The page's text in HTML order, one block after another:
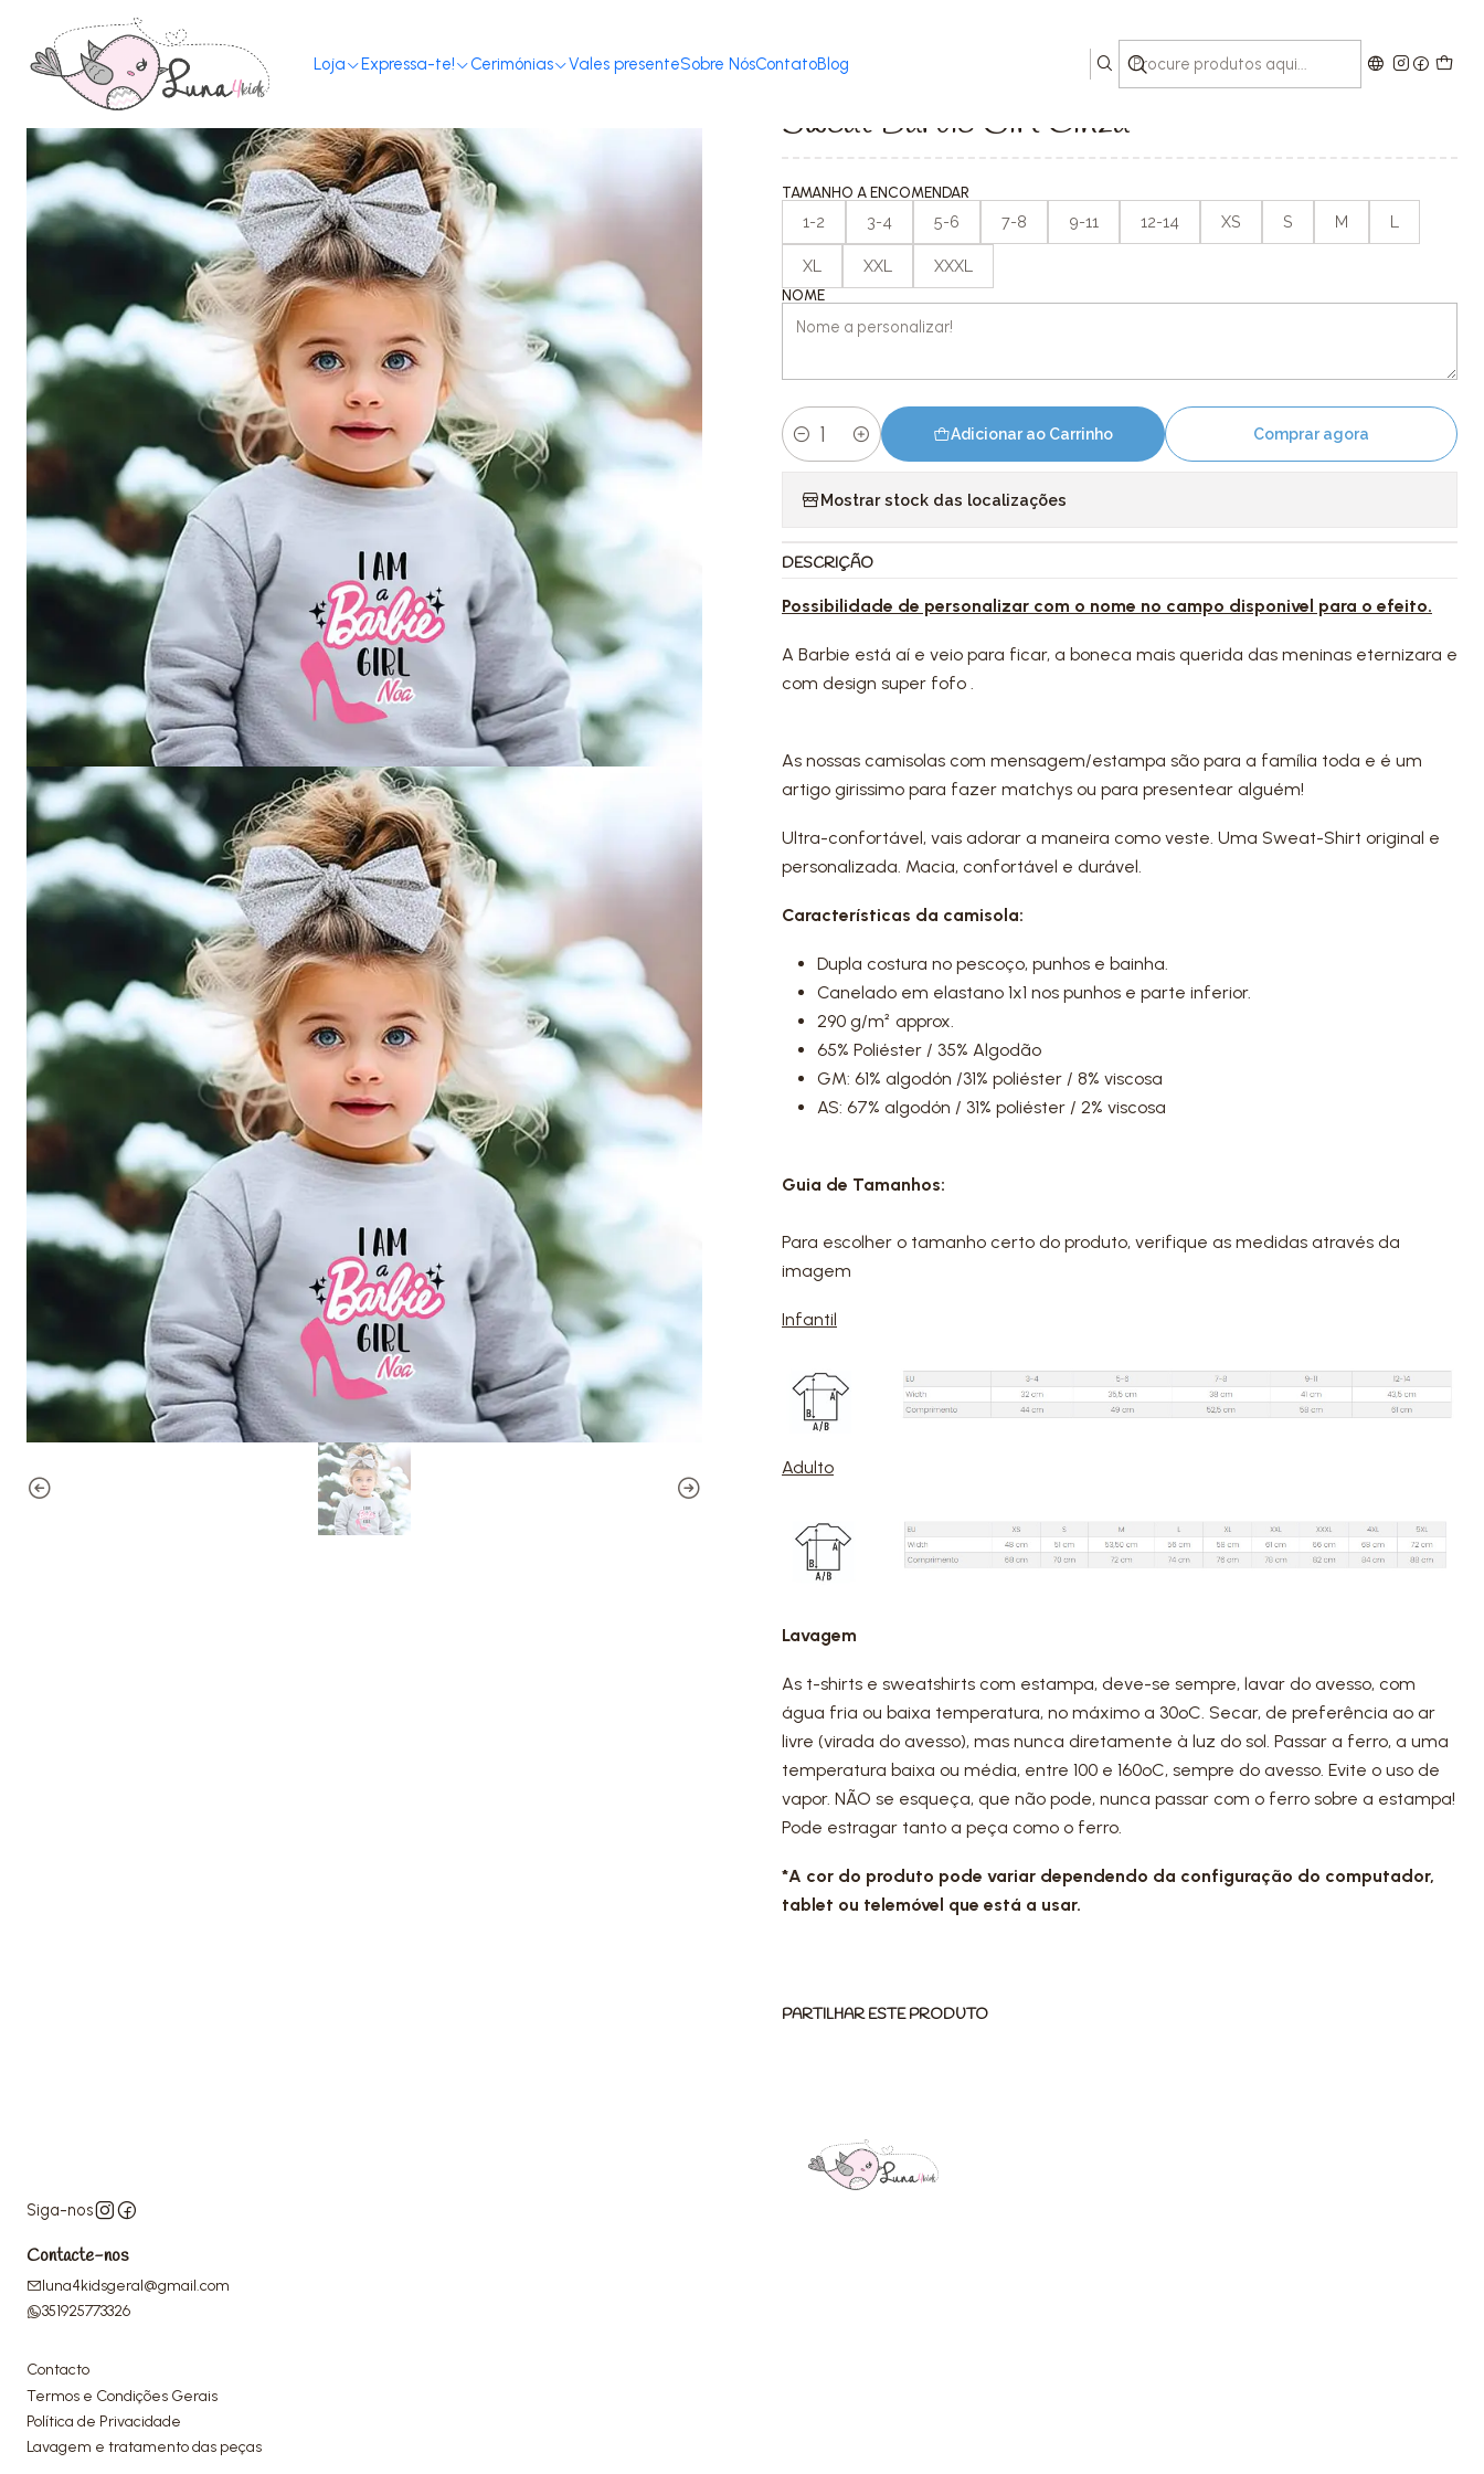
Loja Expressa-te! Cerimónias Vales presenteSobre NósContatoBlog
Sweat Barbie Girl Cinza
TAMANHO A ENCOMENDAR
1-2 3-4 5-6 7-8 9-11 12-14 XS S M L
XL XXL XXXL
NOME
Quantidade
Adicionar ao Carrinho Comprar agora
Mostrar stock das localizações
DESCRIÇÃO
Possibilidade de personalizar com o nome no campo disponivel para o efeito.
A Barbie está aí e veio para ficar, a boneca mais querida das meninas eternizara e
com design super fofo .
As nossas camisolas com mensagem/estampa são para a família toda e é um
artigo girissimo para fazer matchys ou para presentear alguém!
Ultra-confortável, vais adorar a maneira como veste. Uma Sweat-Shirt original e
personalizada. Macia, confortável e durável.
Características da camisola:
Dupla costura no pescoço, punhos e bainha.
Canelado em elastano 1x1 nos punhos e parte inferior.
290 g/m² approx.
65% Poliéster / 35% Algodão
GM: 61% algodón /31% poliéster / 8% viscosa
AS: 67% algodón / 31% poliéster / 2% viscosa
Guia de Tamanhos:
Para escolher o tamanho certo do produto, verifique as medidas através da
imagem
Infantil
Adulto
Lavagem
As t-shirts e sweatshirts com estampa, deve-se sempre, lavar do avesso, com
água fria ou baixa temperatura, no máximo a 30ºC. Secar, de preferência ao ar
livre (virada do avesso), mas nunca diretamente à luz do sol. Passar a ferro, a uma
temperatura baixa ou média, entre 100 e 160ºC, sempre do avesso. Evite o uso de
vapor. NÃO se esqueça, que não pode, nunca passar com o ferro sobre a estampa!
Pode estragar tanto a peça como o ferro.
*A cor do produto pode variar dependendo da configuração do computador,
tablet ou telemóvel que está a usar.
PARTILHAR ESTE PRODUTO
Siga-nos
Contacte-nos
luna4kidsgeral@gmail.com
351925773326
Contacto
Termos e Condições Gerais
Política de Privacidade
Lavagem e tratamento das peças